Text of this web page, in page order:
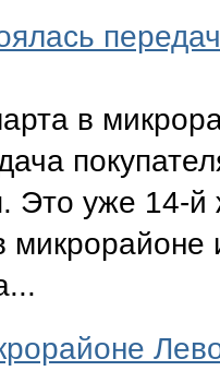
в
Это уже 14-